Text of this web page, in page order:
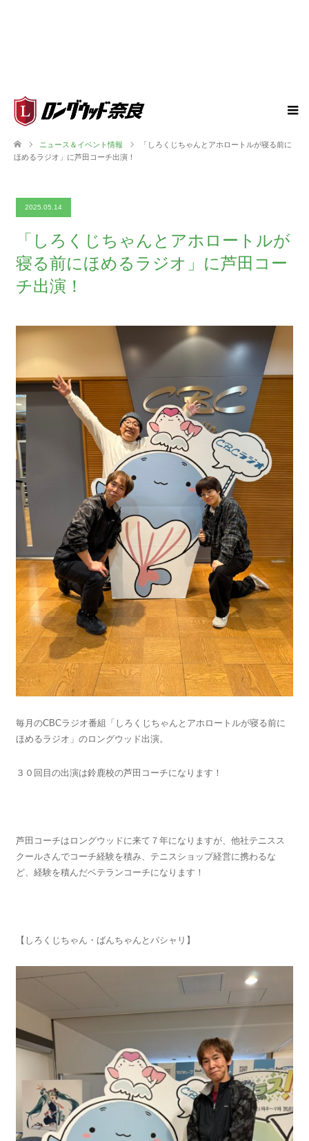
ニュース＆イベント情報
「しろくじちゃんとアホロートルが寝る前に
ほめるラジオ」に芦田コーチ出演！
2025.05.14
「しろくじちゃんとアホロートルが
寝る前にほめるラジオ」に芦田コー
チ出演！
毎月のCBCラジオ番組「しろくじちゃんとアホロートルが寝る前に
ほめるラジオ」のロングウッド出演。
３０回目の出演は鈴鹿校の芦田コーチになります！
芦田コーチはロングウッドに来て７年になりますが、他社テニスス
クールさんでコーチ経験を積み、テニスショップ経営に携わるな
ど、経験を積んだベテランコーチになります！
【しろくじちゃん・ばんちゃんとパシャリ】